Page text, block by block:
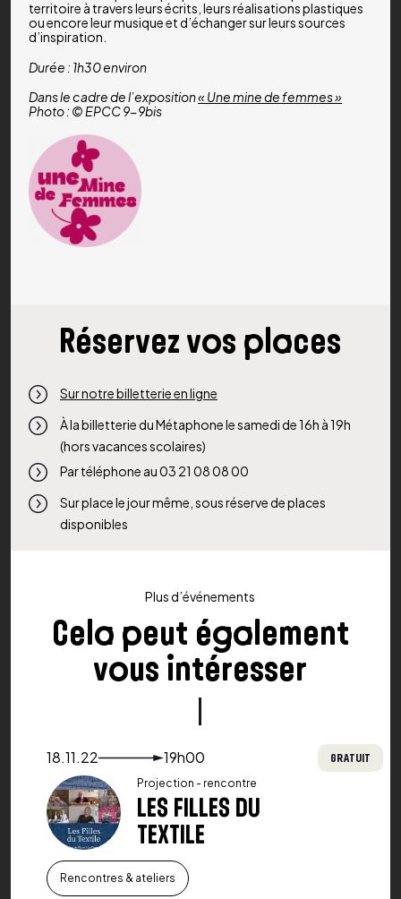
territoire à travers leurs écrits, leurs réalisations plastiques
ou encore leur musique et d’échanger sur leurs sources
d’inspiration.
Durée : 1h30 environ
Dans le cadre de l’exposition« Une mine de femmes »
Photo : © EPCC 9-9bis
Réservez vos places
Sur notre billetterie en ligne
À la billetterie du Métaphone le samedi de 16h à 19h
(hors vacances scolaires)
Par téléphone au 03 21 08 08 00
Sur place le jour même, sous réserve de places
disponibles
Plus d’événements
Cela peut également
vous intéresser
Voir le détail de l'événement
18.11.22 19h00
Rencontres & ateliers
Projection - rencontre
LES FILLES DU
TEXTILE
GRATUIT